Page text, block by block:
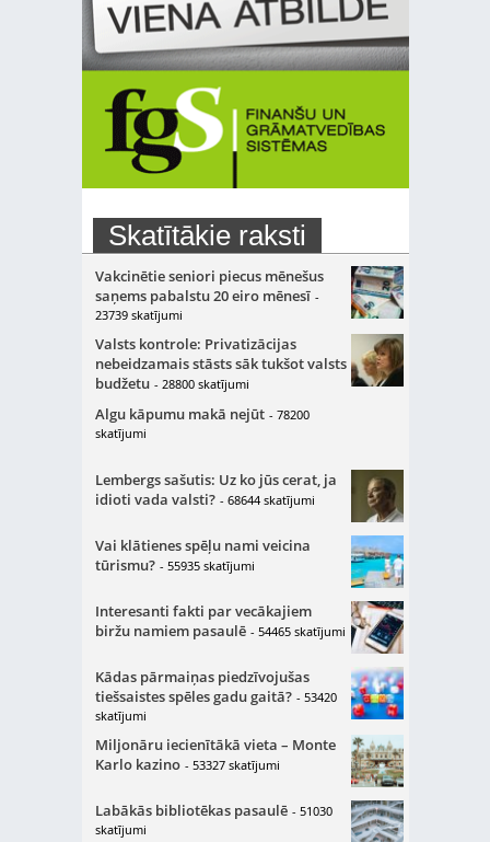
Skatītākie raksti
Vakcinētie seniori piecus mēnešus
saņems pabalstu 20 eiro mēnesī -
23739 skatījumi
Valsts kontrole: Privatizācijas
nebeidzamais stāsts sāk tukšot valsts
budžetu - 28800 skatījumi
Algu kāpumu makā nejūt - 78200
skatījumi
Lembergs sašutis: Uz ko jūs cerat, ja
idioti vada valsti? - 68644 skatījumi
Vai klātienes spēļu nami veicina
tūrismu? - 55935 skatījumi
Interesanti fakti par vecākajiem
biržu namiem pasaulē - 54465 skatījumi
Kādas pārmaiņas piedzīvojušas
tiešsaistes spēles gadu gaitā? - 53420
skatījumi
Miljonāru iecienītākā vieta – Monte
Karlo kazino - 53327 skatījumi
Labākās bibliotēkas pasaulē - 51030
skatījumi